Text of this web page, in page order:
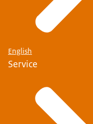
English
Service